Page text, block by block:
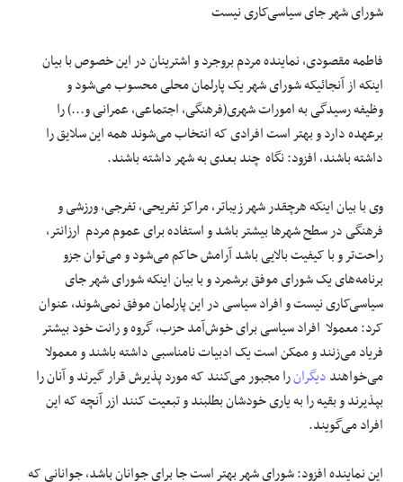
شورای شهر جای سیاسی‌کاری نیست
فاطمه مقصودی، نماینده مردم بروجرد و اشترینان در این خصوص با بیان
اینکه از آنجائیکه شورای شهر یک پارلمان محلی محسوب می‌شود و
وظیفه رسیدگی به امورات شهری(فرهنگی، اجتماعی، عمرانی و...) را
برعهده دارد و بهتر است افرادی که انتخاب می‌شوند همه این سلایق را
داشته باشند، افزود: نگاه چند بعدی به شهر داشته باشند.
وی با بیان اینکه هرچقدر شهر زیباتر، مراکز تفریحی، تفرجی، ورزشی و
فرهنگی در سطح شهرها بیشتر باشد و استفاده برای عموم مردم ارزانتر،
راحت‌تر و با کیفیت بالایی باشد آرامش حاکم می‌شود و می‌توان جزو
برنامه‌های یک شورای موفق برشمرد و با بیان اینکه شورای شهر جای
سیاسی‌کاری نیست و افراد سیاسی در این پارلمان موفق نمی‌شوند، عنوان
کرد: معمولا افراد سیاسی برای خوش‌آمد حزب، گروه و رانت خود بیشتر
فریاد می‌زنند و ممکن است یک ادبیات نامناسبی داشته باشند و معمولا
می‌خواهنددیگرانرا مجبور می‌کنند که مورد پذیرش قرار گیرند و آنان را
بپذیرند و بقیه را به یاری خودشان بطلبند و تبعیت کنند ازر آنچه که این
افراد می‌گویند.
این نماینده افزود: شورای شهر بهتر است جا برای جوانان باشد، جوانانی که